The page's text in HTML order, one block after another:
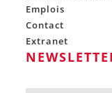
Emplois
Contact
Extranet